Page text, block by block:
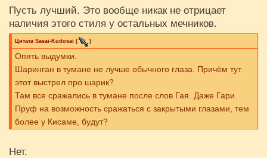
Пусть лучший. Это вообще никак не отрицает
наличия этого стиля у остальных мечников.
Цитата Sasai-Kudosai ( )
Опять выдумки.
Шаринган в тумане не лучше обычного глаза. Причём тут
этот выстрел про шарик?
Там все сражались в тумане после слов Гая. Даже Гари.
Пруф на возможность сражаться с закрытыми глазами, тем
более у Кисаме, будут?
Нет.